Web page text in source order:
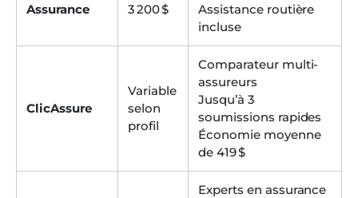
Assurance
3 200 $
Assistance routière
incluse
ClicAssure
Variable
selon
profil
Comparateur multi-
assureurs
Jusqu’à 3
soumissions rapides
Économie moyenne
de 419 $
Experts en assurance